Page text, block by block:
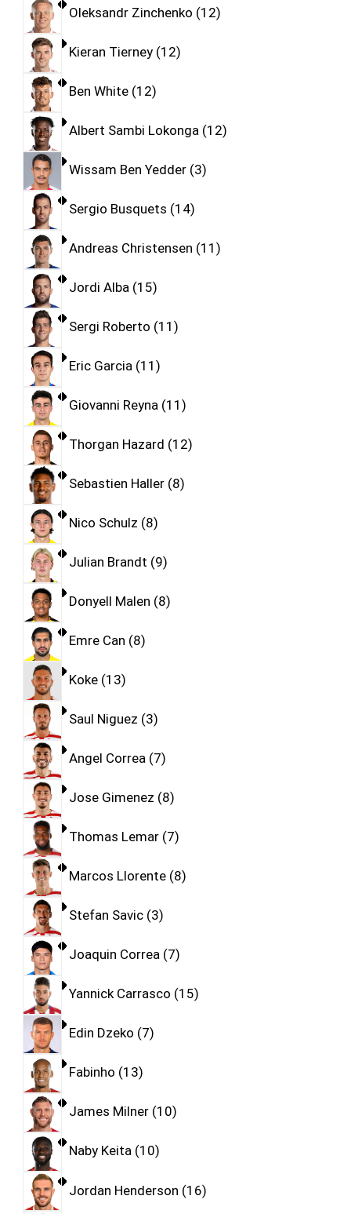
Oleksandr Zinchenko 12
Kieran Tierney 12
Ben White 12
Albert Sambi Lokonga 12
Wissam Ben Yedder 3
Sergio Busquets 14
Andreas Christensen 11
Jordi Alba 15
Sergi Roberto 11
Eric Garcia 11
Giovanni Reyna 11
Thorgan Hazard 12
Sebastien Haller 8
Nico Schulz 8
Julian Brandt 9
Donyell Malen 8
Emre Can 8
Koke 13
Saul Niguez 3
Angel Correa 7
Jose Gimenez 8
Thomas Lemar 7
Marcos Llorente 8
Stefan Savic 3
Joaquin Correa 7
Yannick Carrasco 15
Edin Dzeko 7
Fabinho 13
James Milner 10
Naby Keita 10
Jordan Henderson 16